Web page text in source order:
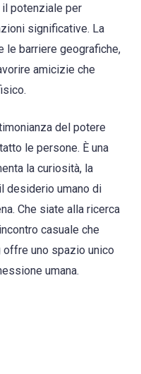
potenziale per
significative. La
le barriere geografiche,
amicizie che
del potere
le persone. È una
la curiosità, la
desiderio umano di
Che siate alla ricerca
casuale che
offre uno spazio unico
umana.